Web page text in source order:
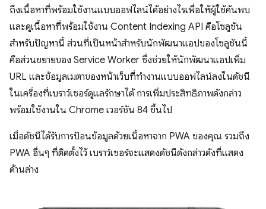
ถึงเนื้อหาที่พร้อมใช้งานแบบออฟไลน์ได้อย่างไรเพื่อให้ผู้ใช้ค้นพบ
และดูเนื้อหาที่พร้อมใช้งาน Content Indexing API คือโซลูชัน
สําหรับปัญหานี้ ส่วนที่เป็นหน้าสำหรับนักพัฒนาแอปของโซลูชันนี้
คือส่วนขยายของ Service Worker ซึ่งช่วยให้นักพัฒนาแอปเพิ่ม
URL และข้อมูลเมตาของหน้าเว็บที่ทำงานแบบออฟไลน์ลงในดัชนี
ในเครื่องที่เบราว์เซอร์ดูแลรักษาได้ การเพิ่มประสิทธิภาพดังกล่าว
พร้อมใช้งานใน Chrome เวอร์ชัน 84 ขึ้นไป
เมื่อดัชนีได้รับการป้อนข้อมูลด้วยเนื้อหาจาก PWA ของคุณ รวมถึง
PWA อื่นๆ ที่ติดตั้งไว้ เบราว์เซอร์จะแสดงดัชนีดังกล่าวดังที่แสดง
ด้านล่าง